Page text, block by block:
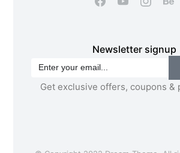
Newsletter signup
Get exclusive offers, coupons &